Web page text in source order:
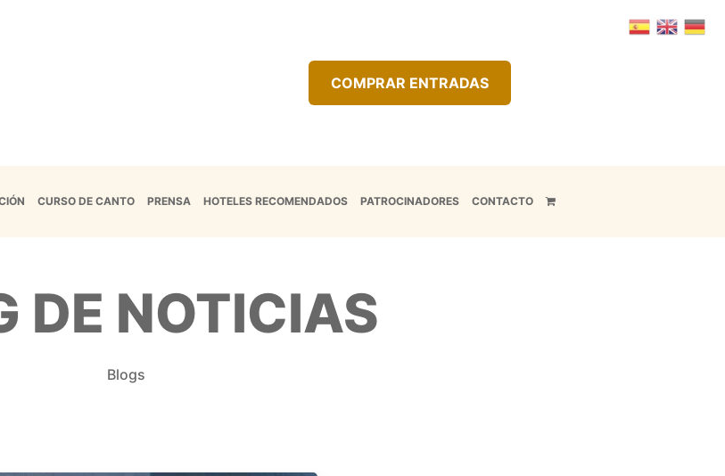
COMPRAR ENTRADAS
CURSO DE CANTO PRENSA HOTELES RECOMENDADOS PATROCINADORES CONTACTO
DE NOTICIAS
Blogs